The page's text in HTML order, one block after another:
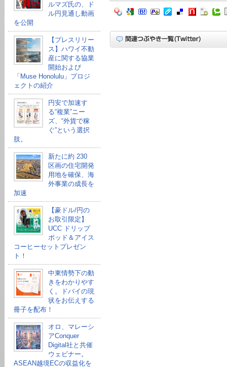
ルマズ氏の、ド
ル円見通し動画
を公開
【プレスリリー
ス】ハワイ不動
産に関する協業
開始および
「Muse Honolulu」プロジ
ェクトの紹介
円安で加速す
る“複業”ニー
ズ、“外貨で稼
ぐ”という選択
肢。
新たに約 230
区画の住宅開発
用地を確保、海
外事業の成長を
加速
【豪ドル/円の
お取引限定】
UCC ドリップ
ポッド＆アイス
コーヒーセットプレゼン
ト！
中東情勢下の動
きをわかりやす
く。ドバイの現
状をお伝えする
冊子を配布！
オロ、マレーシ
アConquer
Digital社と共催
ウェビナー。
ASEAN越境ECの収益化を